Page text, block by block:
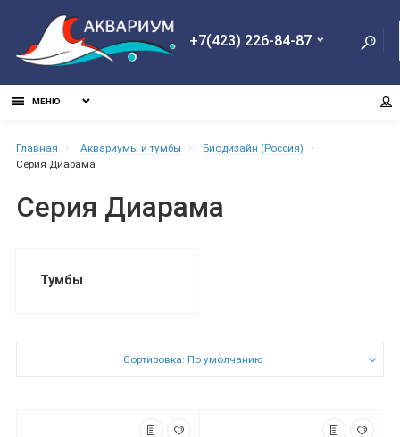
+7(423) 226-84-87
МЕНЮ
Главная Aквариумы и тумбы
Биодизайн (Россия)
Серия Диарама
Серия Диарама
Тумбы
Сортировка: По умолчанию